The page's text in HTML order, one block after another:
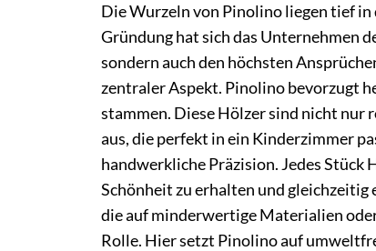
Die Wurzeln von Pinolino liegen tief
Gründung hat sich das Unternehmen
sondern auch den höchsten
zentraler Aspekt. Pinolino bevorzugt
stammen. Diese Hölzer sind nicht nur
aus, die perfekt in ein Kinderzimmer
handwerkliche Präzision. Jedes
Schönheit zu erhalten und
die auf minderwertige Materialien
Rolle. Hier setzt Pinolino auf